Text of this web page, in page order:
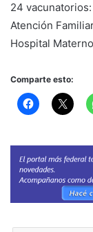
24
Atención
Hospital
Comparte esto: